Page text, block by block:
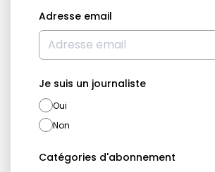
Adresse email
Je suis un journaliste
Oui
Non
Catégories d'abonnement